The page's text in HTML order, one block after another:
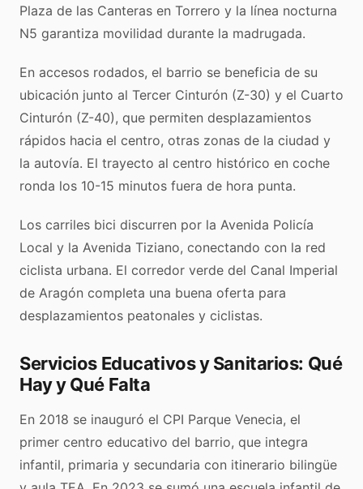
Plaza de las Canteras en Torrero y la línea nocturna
N5 garantiza movilidad durante la madrugada.
En accesos rodados, el barrio se beneficia de su
ubicación junto al Tercer Cinturón (Z-30) y el Cuarto
Cinturón (Z-40), que permiten desplazamientos
rápidos hacia el centro, otras zonas de la ciudad y
la autovía. El trayecto al centro histórico en coche
ronda los 10-15 minutos fuera de hora punta.
Los carriles bici discurren por la Avenida Policía
Local y la Avenida Tiziano, conectando con la red
ciclista urbana. El corredor verde del Canal Imperial
de Aragón completa una buena oferta para
desplazamientos peatonales y ciclistas.
Servicios Educativos y Sanitarios: Qué
Hay y Qué Falta
En 2018 se inauguró el CPI Parque Venecia, el
primer centro educativo del barrio, que integra
infantil, primaria y secundaria con itinerario bilingüe